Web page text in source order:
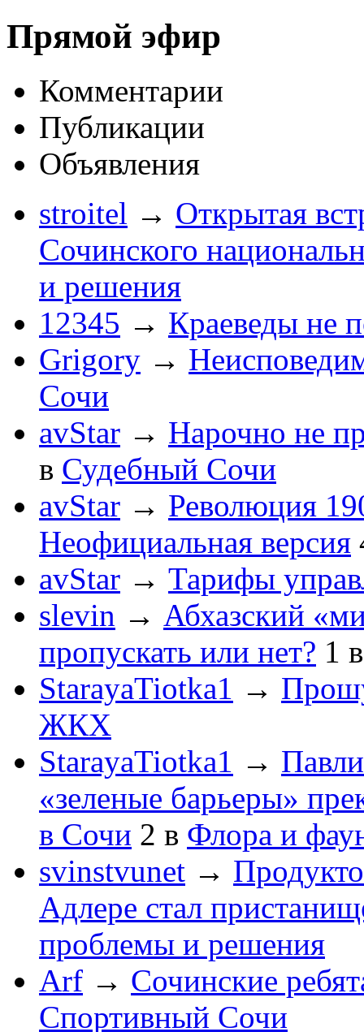
Прямой эфир
Комментарии
Публикации
Объявления
stroitel → Открытая
Сочинского
и решения
12345 → Краеведы не
Grigory →
Сочи
avStar → Нарочно не
в Судебный Сочи
avStar → Революция
Неофициальная версия
avStar → Тарифы
slevin → Абхазский
пропускать или нет? 1
StarayaTiotka1 →
ЖКХ
StarayaTiotka1 →
«зеленые барьеры»
в Сочи 2 в Флора и
svinstvunet →
Адлере стал
проблемы и решения
Arf → Сочинские
Спортивный Сочи